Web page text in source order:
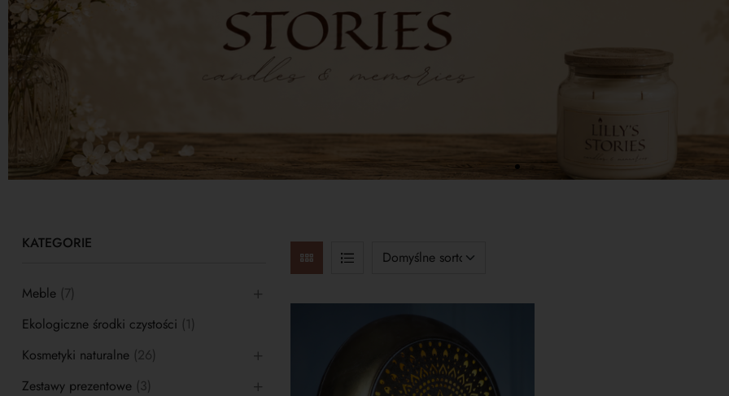
KATEGORIE
Meble (7)
Ekologiczne środki czystości (1)
Kosmetyki naturalne (26)
Zestawy prezentowe (3)